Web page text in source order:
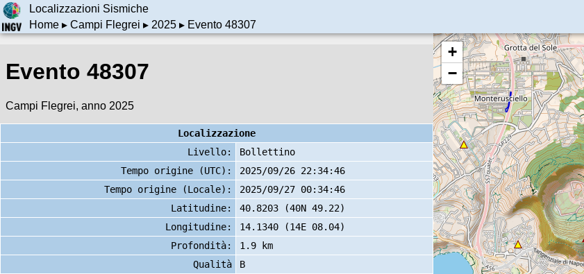
Localizzazioni Sismiche
Home▸ Campi Flegrei ▸ 2025▸ Evento 48307
Evento 48307
Campi Flegrei, anno 2025
Localizzazione
Livello:
Bollettino
Tempo origine (UTC):
2025/09/26 22:34:46
Tempo origine (Locale):
2025/09/27 00:34:46
Latitudine:
40.8203 (40N 49.22)
Longitudine:
14.1340 (14E 08.04)
Profondità:
1.9 km
Qualità
B
+
−